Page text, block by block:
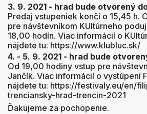
3. 9. 2021 - hrad bude otvorený
Predaj vstupeniek končí o 15,45 h.
pre návštevníkom KUltúrneho
18,00 hodín. Viac informácií o
nájdete tu: https://www.klubluc.sk/
4. - 5. 9. 2021 - hrad bude
Od 19,00 hodiny vstup pre
Jančík. Viac informácií o vystúpení
nájdete tu: https://festivaly.eu/en/
trenciansky-hrad-trencin-2021
Ďakujeme za pochopenie.